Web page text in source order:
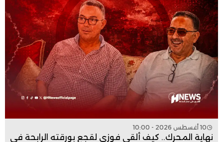
10 أغسطس 2026 - 10:00
نهاية المحرك.. كيف ألقى فوزي لقجع بورقته الرابحة في